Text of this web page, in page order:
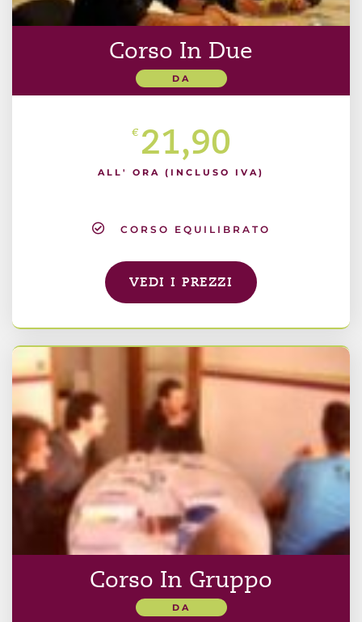
Corso In Due
DA
€ 21,90
ALL' ORA (INCLUSO IVA)
CORSO EQUILIBRATO
VEDI I PREZZI
Corso In Gruppo
DA